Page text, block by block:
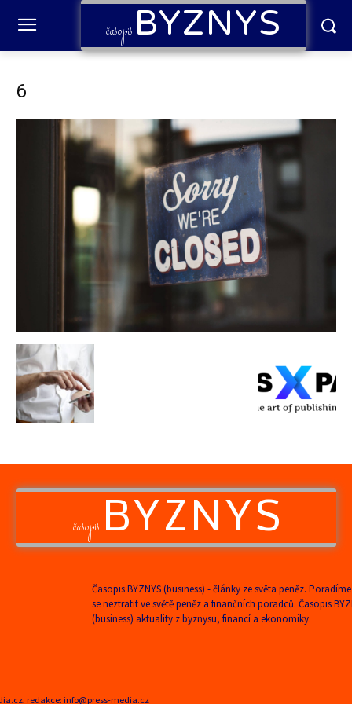
časopisBYZNYS
6
časopisBYZNYS
Časopis BYZNYS (business) - články ze světa peněz.
se neztratit ve světě peněz a finančních poradců. Časopis
(business) aktuality z byznysu, financí a ekonomiky.
redakce: info@press-media.cz